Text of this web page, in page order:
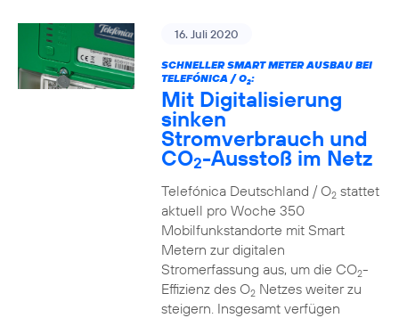
16. Juli 2020
SCHNELLER SMART METER AUSBAU BEI
TELEFÓNICA / O2:
Mit Digitalisierung
sinken
Stromverbrauch und
CO2-Ausstoß im Netz
Telefónica Deutschland / O2stattet
aktuell pro Woche 350
Mobilfunkstandorte mit Smart
Metern zur digitalen
Stromerfassung aus, um die CO2-
Effizienz des O2Netzes weiter zu
steigern. Insgesamt verfügen